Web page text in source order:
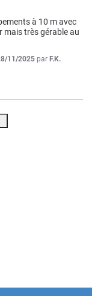
à 10 m avec
mais très gérable au
11/2025 par F.K.